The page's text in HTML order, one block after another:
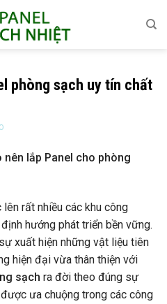
phòng sạch uy tín chất
nên lắp Panel cho phòng
rất nhiều các khu công
hướng phát triển bền vững.
xuất hiện những vật liệu tiên
hiện đại vừa thân thiện với
sạch ra đời theo đúng sự
ưa chuộng trong các công